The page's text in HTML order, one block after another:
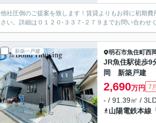
他社圧倒のご提案を致します！賃貸よりもお得に初期
さい。詳細は０１２０-３３７-２７９までお問い合わせ
新築一戸建 明石市魚住町西岡
JR魚住駅徒歩
岡 新築戸建
2,690万円 7
- / 91.39㎡ /
山陽電鉄本線